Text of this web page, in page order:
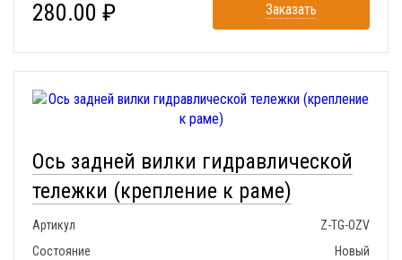
280.00 ₽ Заказать
Ось задней вилки гидравлической
тележки (крепление к раме)
Артикул
Z-TG-OZV
Состояние
Новый